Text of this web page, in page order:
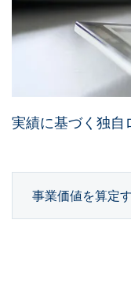
実績に基づく独自
事業価値を算定